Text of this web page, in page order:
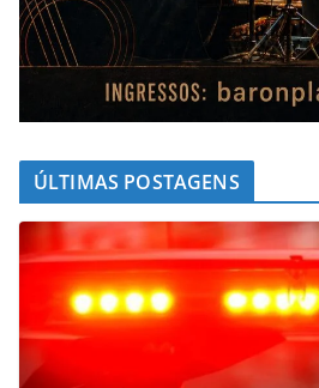
ÚLTIMAS POSTAGENS